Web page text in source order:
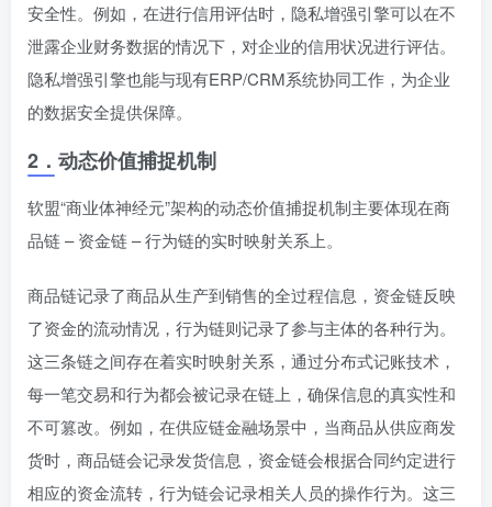
安全性。例如，在进行信用评估时，隐私增强引擎可以在不
泄露企业财务数据的情况下，对企业的信用状况进行评估。
隐私增强引擎也能与现有ERP/CRM系统协同工作，为企业
的数据安全提供保障。
2． 动态价值捕捉机制
软盟“商业体神经元”架构的动态价值捕捉机制主要体现在商
品链 – 资金链 – 行为链的实时映射关系上。
商品链记录了商品从生产到销售的全过程信息，资金链反映
了资金的流动情况，行为链则记录了参与主体的各种行为。
这三条链之间存在着实时映射关系，通过分布式记账技术，
每一笔交易和行为都会被记录在链上，确保信息的真实性和
不可篡改。例如，在供应链金融场景中，当商品从供应商发
货时，商品链会记录发货信息，资金链会根据合同约定进行
相应的资金流转，行为链会记录相关人员的操作行为。这三